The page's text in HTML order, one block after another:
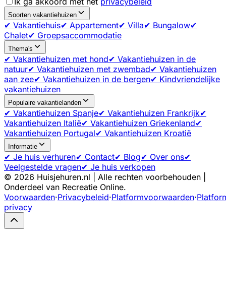
Soorten vakantiehuizen
✔ Vakantiehuis✔ Appartement✔ Villa✔ Bungalow✔
Chalet✔ Groepsaccommodatie
Thema's
✔ Vakantiehuizen met hond✔ Vakantiehuizen in de
natuur✔ Vakantiehuizen met zwembad✔ Vakantiehuizen
aan zee✔ Vakantiehuizen in de bergen✔ Kindvriendelijke
vakantiehuizen
Populaire vakantielanden
✔ Vakantiehuizen Spanje✔ Vakantiehuizen Frankrijk✔
Vakantiehuizen Italië✔ Vakantiehuizen Griekenland✔
Vakantiehuizen Portugal✔ Vakantiehuizen Kroatië
Informatie
✔ Je huis verhuren✔ Contact✔ Blog✔ Over ons✔
Veelgestelde vragen✔ Je huis verkopen
© 2026 Huisjehuren.nl | Alle rechten voorbehouden |
Onderdeel van Recreatie Online.
Voorwaarden·Privacybeleid·Platformvoorwaarden·
privacy